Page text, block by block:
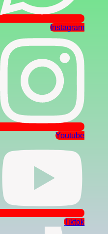
Instagram
Youtube
Tiktok